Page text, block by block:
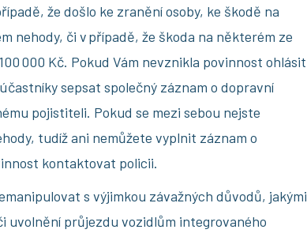
že došlo ke zranění osoby, ke škodě na
nehody, či v případě, že škoda na některém ze
000 Kč. Pokud Vám nevznikla povinnost ohlásit
sepsat společný záznam o dopravní
pojistiteli. Pokud se mezi sebou nejste
tudíž ani nemůžete vyplnit záznam o
kontaktovat policii.
s výjimkou závažných důvodů, jakými
uvolnění průjezdu vozidlům integrovaného